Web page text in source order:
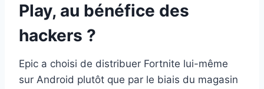
Play, au bénéfice des
hackers ?
Epic a choisi de distribuer Fortnite lui-même
sur Android plutôt que par le biais du magasin